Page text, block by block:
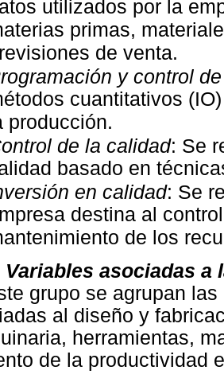
utilizados por la
primas,
de venta.
y control
cuantitativos
producción.
de la calidad: Se
basado en
en calidad: Se
destina al
de los
Variables asociadas
grupo se agrupan
al diseño y
herramientas,
de la productividad